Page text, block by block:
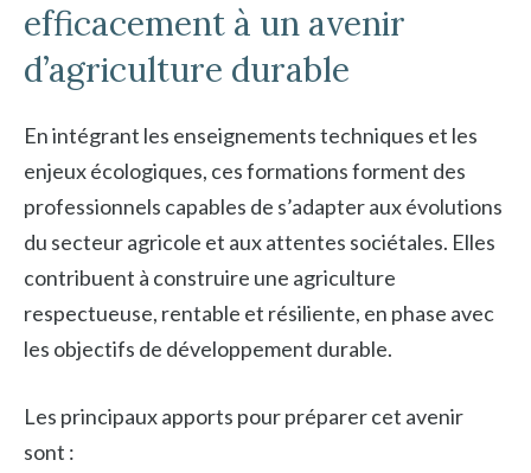
efficacement à un avenir
d’agriculture durable
En intégrant les enseignements techniques et les
enjeux écologiques, ces formations forment des
professionnels capables de s’adapter aux évolutions
du secteur agricole et aux attentes sociétales. Elles
contribuent à construire une agriculture
respectueuse, rentable et résiliente, en phase avec
les objectifs de développement durable.
Les principaux apports pour préparer cet avenir
sont :